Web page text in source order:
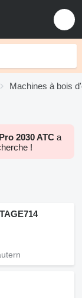
Machines à bois
2030 ATC a
!